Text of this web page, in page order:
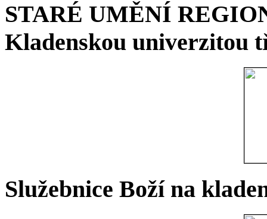
STARÉ UMĚNÍ
Kladenskou univerzitou
Služebnice Boží na